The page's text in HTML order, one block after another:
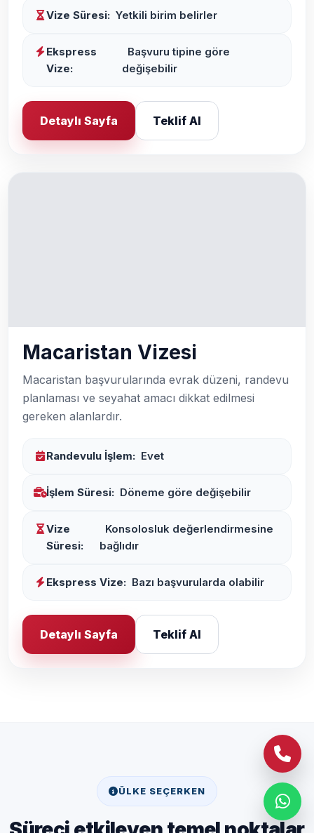
Vize Süresi: Yetkili birim belirler
Ekspress
Vize:
Başvuru tipine göre
değişebilir
Detaylı Sayfa Teklif Al
Macaristan Vizesi
Macaristan başvurularında evrak düzeni, randevu
planlaması ve seyahat amacı dikkat edilmesi
gereken alanlardır.
Randevulu İşlem: Evet
İşlem Süresi: Döneme göre değişebilir
Vize
Süresi:
Konsolosluk değerlendirmesine
bağlıdır
Ekspress Vize: Bazı başvurularda olabilir
Detaylı Sayfa Teklif Al
ÜLKE SEÇERKEN